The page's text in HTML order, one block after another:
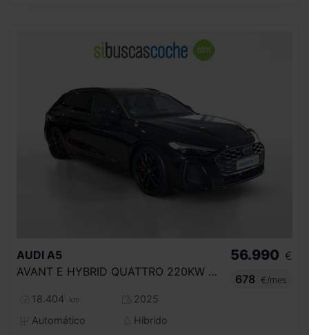
AUDI A5
AVANT E HYBRID QUATTRO 220KW BLACK LINE
18.404 km
2025
Automático
Híbrido
56.990 €
678
€/mes